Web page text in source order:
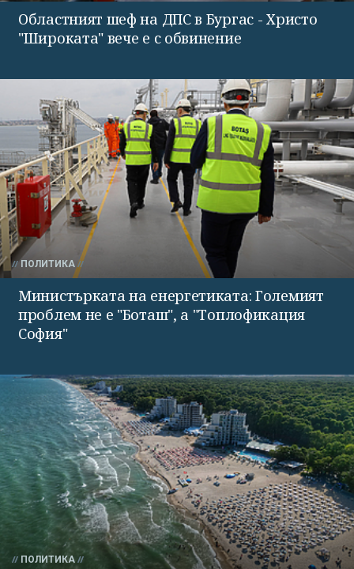
Областният шеф на ДПС в Бургас - Христо
"Широката" вече е с обвинение
ПОЛИТИКА
Министърката на енергетиката: Големият
проблем не е "Боташ", а "Топлофикация
София"
ПОЛИТИКА